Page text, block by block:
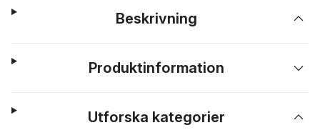
Beskrivning
Produktinformation
Utforska kategorier